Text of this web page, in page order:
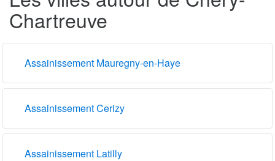
Chartreuve
Assainissement Mauregny-en-Haye
Assainissement Cerizy
Assainissement Latilly